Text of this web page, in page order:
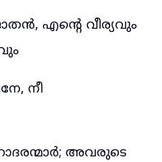
എന്റെ വീര്യവും
നീ
അവരുടെ